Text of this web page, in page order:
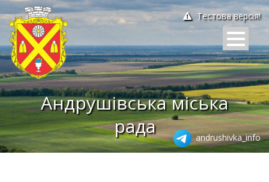
Тестова версія!
Андрушівська міська
рада
andrushivka_info